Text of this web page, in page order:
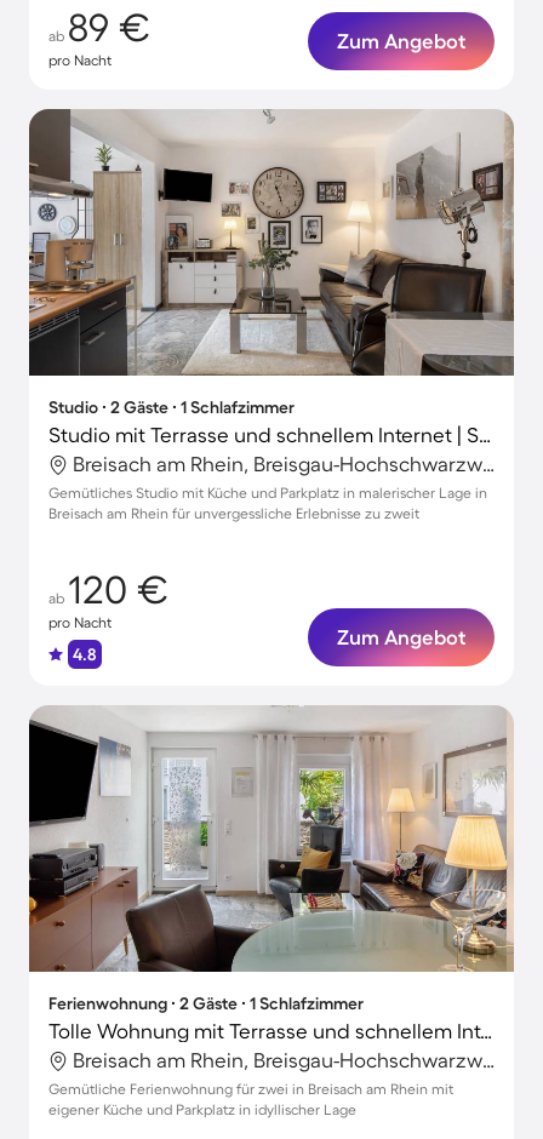
ab 89 €
pro Nacht
Zum Angebot
Studio ∙ 2 Gäste ∙ 1 Schlafzimmer
Studio mit Terrasse und schnellem Internet | Stadtblick | Ideal für Homeoffice
Breisach am Rhein, Breisgau-Hochschwarzwald, Deutschland
Gemütliches Studio mit Küche und Parkplatz in malerischer Lage in
Breisach am Rhein für unvergessliche Erlebnisse zu zweit
ab 120 €
pro Nacht
4.8
Zum Angebot
Ferienwohnung ∙ 2 Gäste ∙ 1 Schlafzimmer
Tolle Wohnung mit Terrasse und schnellem Internet | Stadtblick | Ideal für Homeoffice
Breisach am Rhein, Breisgau-Hochschwarzwald, Deutschland
Gemütliche Ferienwohnung für zwei in Breisach am Rhein mit
eigener Küche und Parkplatz in idyllischer Lage